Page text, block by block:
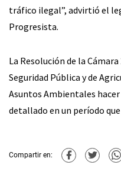
tráfico ilegal”, advirtió el
Progresista.
La Resolución de la
Seguridad Pública y de
Asuntos Ambientales
detallado en un período
Compartir en: